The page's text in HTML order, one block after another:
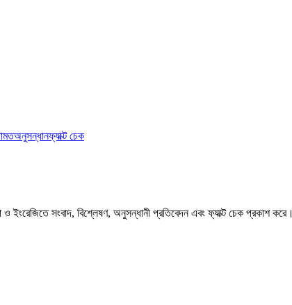
অনুসন্ধানফ্যাক্ট চেক
ও ইংরেজিতে সংবাদ, বিশ্লেষণ, অনুসন্ধানী প্রতিবেদন এবং ফ্যাক্ট চেক প্রকাশ করে।